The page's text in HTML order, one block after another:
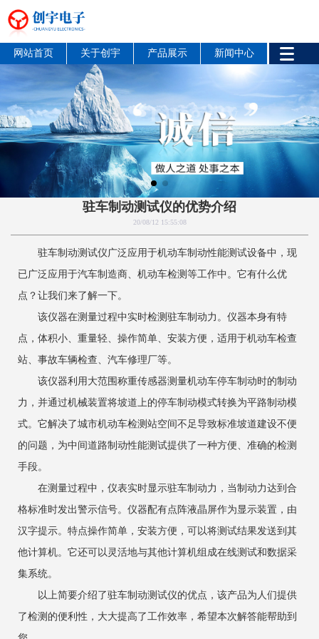
网站首页 关于创宇 产品展示 新闻中心
驻车制动测试仪的优势介绍
20/08/12 15:55:08
驻车制动测试仪广泛应用于机动车制动性能测试设备中，现
已广泛应用于汽车制造商、机动车检测等工作中。它有什么优
点？让我们来了解一下。
该仪器在测量过程中实时检测驻车制动力。仪器本身有特
点，体积小、重量轻、操作简单、安装方便，适用于机动车检查
站、事故车辆检查、汽车修理厂等。
该仪器利用大范围称重传感器测量机动车停车制动时的制动
力，并通过机械装置将坡道上的停车制动模式转换为平路制动模
式。它解决了城市机动车检测站空间不足导致标准坡道建设不便
的问题，为中间道路制动性能测试提供了一种方便、准确的检测
手段。
在测量过程中，仪表实时显示驻车制动力，当制动力达到合
格标准时发出警示信号。仪器配有点阵液晶屏作为显示装置，由
汉字提示。特点操作简单，安装方便，可以将测试结果发送到其
他计算机。它还可以灵活地与其他计算机组成在线测试和数据采
集系统。
以上简要介绍了驻车制动测试仪的优点，该产品为人们提供
了检测的便利性，大大提高了工作效率，希望本次解答能帮助到